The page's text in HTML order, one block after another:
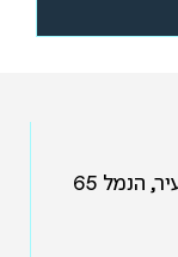
בניין עמיר, אוניברסיטת חיפה, קמפוס העיר, הנמל 65